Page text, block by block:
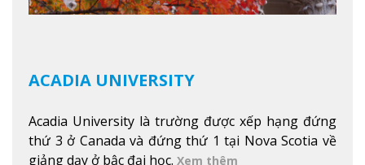
ACADIA UNIVERSITY
Acadia University là trường được xếp hạng đứng
thứ 3 ở Canada và đứng thứ 1 tại Nova Scotia về
giảng dạy ở bậc đại học. Xem thêm